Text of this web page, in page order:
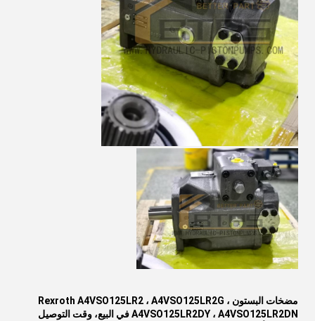
مضخات البستون Rexroth A4VSO125LR2 ، A4VSO125LR2G ،
A4VSO125LR2DY ، A4VSO125LR2DNفي البيع، وقت التوصيل